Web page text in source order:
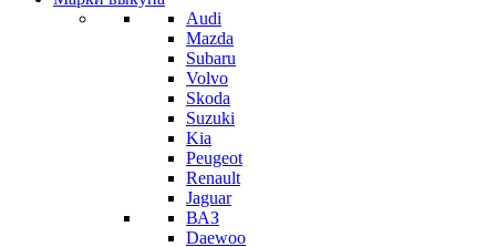
Audi
Mazda
Subaru
Volvo
Skoda
Suzuki
Kia
Peugeot
Renault
Jaguar
ВАЗ
Daewoo